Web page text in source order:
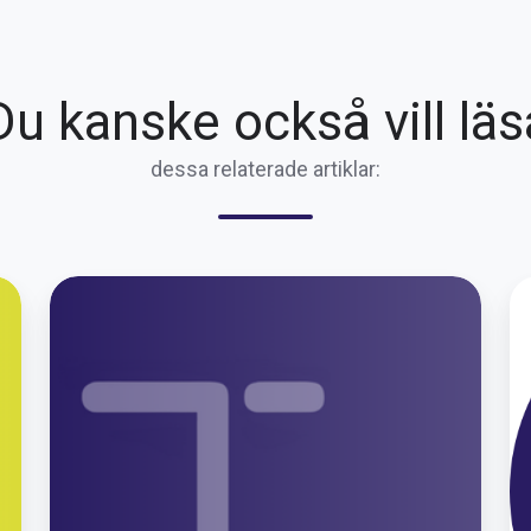
kanske också vill
dessa relaterade artiklar:
Ny
TIDRA–
i